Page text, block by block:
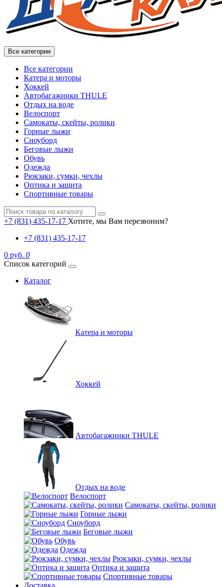
Все категории
Все категории
Катера и моторы
Хоккей
Автобагажники THULE
Отдых на воде
Велоспорт
Самокаты, скейты, ролики
Горные лыжи
Сноуборд
Беговые лыжи
Обувь
Одежда
Рюкзаки, сумки, чехлы
Оптика и защита
Спортивные товары
+7 (831) 435-17-17 Хотите, мы Вам перезвоним?
+7 (831) 435-17-17
0 руб. 0
Список категорий
Каталог
Катера и моторы
Хоккей
Автобагажники THULE
Отдых на воде
Велоспорт
Самокаты, скейты, ролики
Горные лыжи
Сноуборд
Беговые лыжи
Обувь
Одежда
Рюкзаки, сумки, чехлы
Оптика и защита
Спортивные товары
Доставка